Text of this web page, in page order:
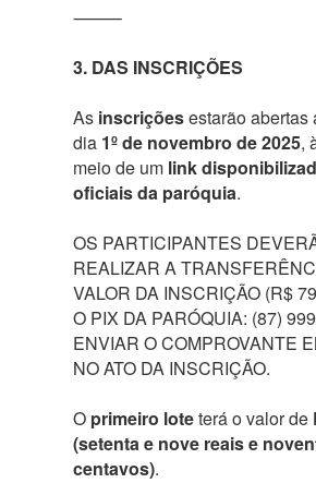
⸻
3. DAS INSCRIÇÕES
As inscriçõesestarão abertas
dia 1º de novembro de 2025,
meio de um link
oficiais da paróquia.
OS PARTICIPANTES
REALIZAR A
VALOR DA INSCRIÇÃO (R$
O PIX DA PARÓQUIA: (87)
ENVIAR O COMPROVANTE
NO ATO DA INSCRIÇÃO.
O primeiro loteterá o valor de
(setenta e nove reais e
centavos).